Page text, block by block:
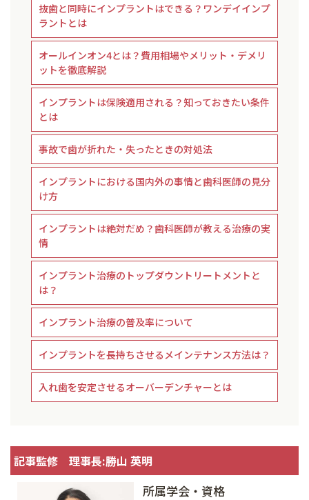
抜歯と同時にインプラントはできる？ワンデイインプ
ラントとは
オールインオン4とは？費用相場やメリット・デメリ
ットを徹底解説
インプラントは保険適用される？知っておきたい条件
とは
事故で歯が折れた・失ったときの対処法
インプラントにおける国内外の事情と歯科医師の見分
け方
インプラントは絶対だめ？歯科医師が教える治療の実
情
インプラント治療のトップダウントリートメントと
は？
インプラント治療の普及率について
インプラントを長持ちさせるメインテナンス方法は？
入れ歯を安定させるオーバーデンチャーとは
記事監修 理事長:勝山 英明
所属学会・資格